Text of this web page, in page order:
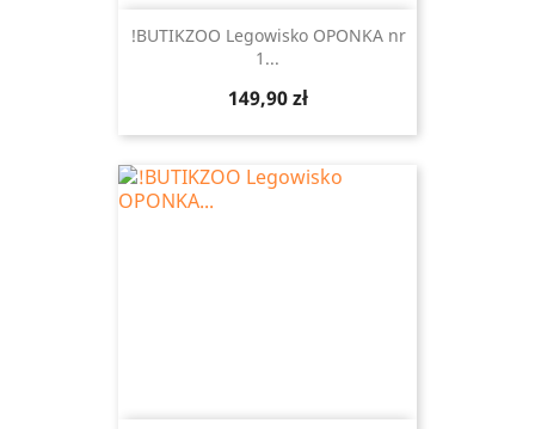
!BUTIKZOO Legowisko OPONKA nr
1...
Cena
149,90 zł